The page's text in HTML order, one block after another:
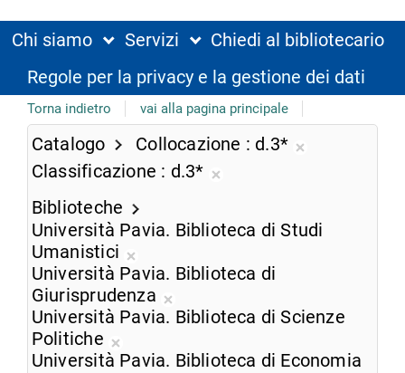
Chi siamo Servizi
Chiedi al bibliotecario
Regole per la privacy e la gestione dei dati
Torna indietro vai alla pagina principale
Catalogo Collocazione
d.3*
corrente
Classificazione
d.3*
ricerca
Biblioteche
Università Pavia. Biblioteca di Studi
Umanistici
Rimuovi
dalla
ricerca
Università Pavia. Biblioteca di
Giurisprudenza
Rimuovi
ricerca
Università Pavia. Biblioteca di Scienze
Politiche
Rimuovi
Università Pavia. Biblioteca di Economia